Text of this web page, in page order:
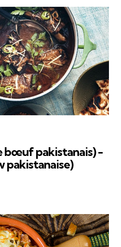
bœuf pakistanais) -
pakistanaise)